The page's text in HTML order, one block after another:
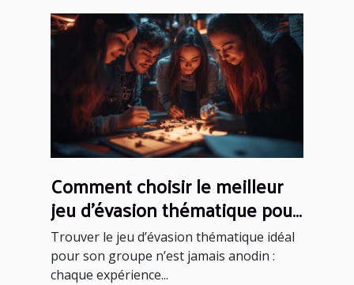
Comment choisir le meilleur
jeu d'évasion thématique pour
votre groupe
Trouver le jeu d’évasion thématique idéal
pour son groupe n’est jamais anodin :
chaque expérience...